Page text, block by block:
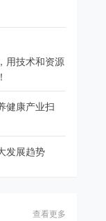
用技术和资源
健康产业扫
发展趋势
查看更多